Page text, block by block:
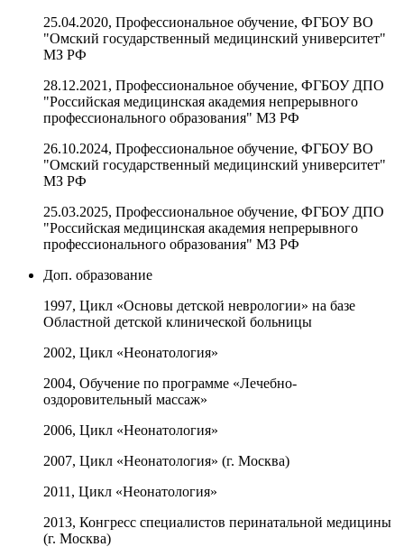
25.04.2020, Профессиональное обучение, ФГБОУ ВО
"Омский государственный медицинский университет"
МЗ РФ
28.12.2021, Профессиональное обучение, ФГБОУ ДПО
"Российская медицинская академия непрерывного
профессионального образования" МЗ РФ
26.10.2024, Профессиональное обучение, ФГБОУ ВО
"Омский государственный медицинский университет"
МЗ РФ
25.03.2025, Профессиональное обучение, ФГБОУ ДПО
"Российская медицинская академия непрерывного
профессионального образования" МЗ РФ
Доп. образование
1997, Цикл «Основы детской неврологии» на базе
Областной детской клинической больницы
2002, Цикл «Неонатология»
2004, Обучение по программе «Лечебно-
оздоровительный массаж»
2006, Цикл «Неонатология»
2007, Цикл «Неонатология» (г. Москва)
2011, Цикл «Неонатология»
2013, Конгресс специалистов перинатальной медицины
(г. Москва)